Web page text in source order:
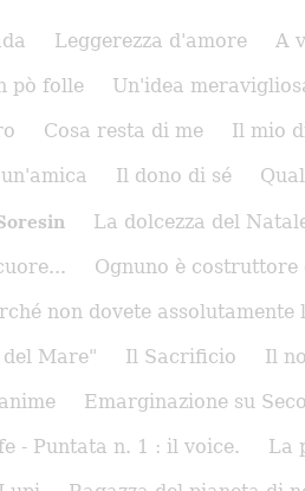
Leggerezza d'amore A
pò folle Un'idea
Cosa resta di me Il mio
Il dono di sé
La dolcezza del
Ognuno è
non dovete assolutamente
Mare" Il Sacrificio Il
Emarginazione su
- Puntata n. 1 : il voice. La